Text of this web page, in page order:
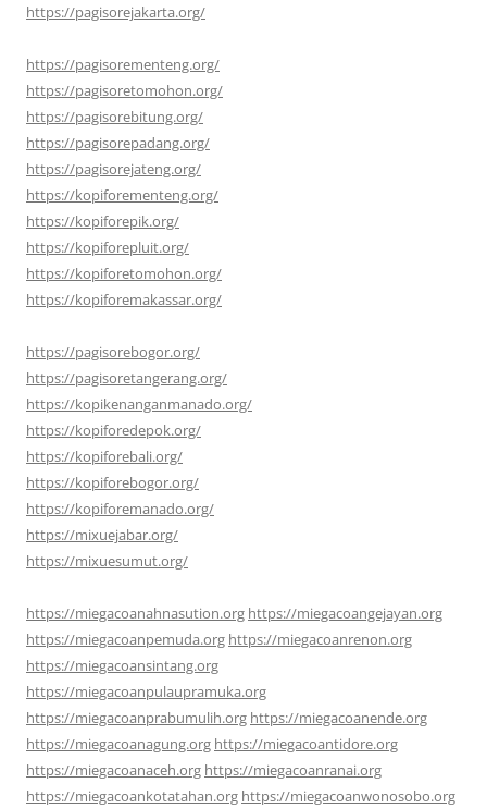
https://pagisorejakarta.org/
https://pagisorementeng.org/
https://pagisoretomohon.org/
https://pagisorebitung.org/
https://pagisorepadang.org/
https://pagisorejateng.org/
https://kopiforementeng.org/
https://kopiforepik.org/
https://kopiforepluit.org/
https://kopiforetomohon.org/
https://kopiforemakassar.org/
https://pagisorebogor.org/
https://pagisoretangerang.org/
https://kopikenanganmanado.org/
https://kopiforedepok.org/
https://kopiforebali.org/
https://kopiforebogor.org/
https://kopiforemanado.org/
https://mixuejabar.org/
https://mixuesumut.org/
https://miegacoanahnasution.org https://miegacoangejayan.org
https://miegacoanpemuda.org https://miegacoanrenon.org
https://miegacoansintang.org
https://miegacoanpulaupramuka.org
https://miegacoanprabumulih.org https://miegacoanende.org
https://miegacoanagung.org https://miegacoantidore.org
https://miegacoanaceh.org https://miegacoanranai.org
https://miegacoankotatahan.org https://miegacoanwonosobo.org